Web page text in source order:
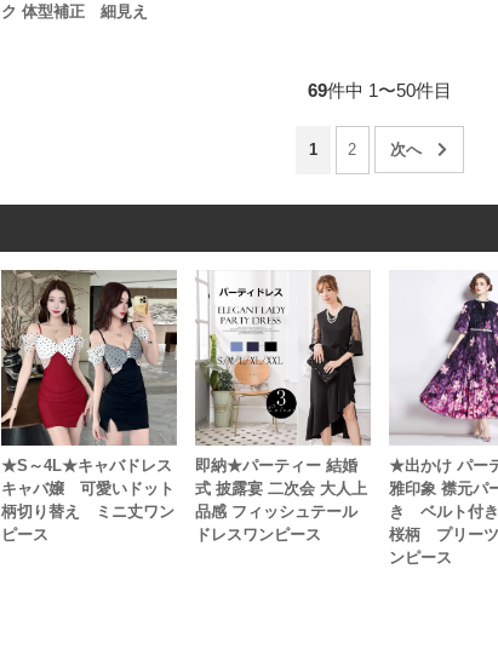
ク 体型補正 細見え
69件中 1〜50件目
1 2
★S～4L★キャバドレス
キャバ嬢 可愛いドット
柄切り替え ミニ丈ワン
ピース
即納★パーティー 結婚
式 披露宴 二次会 大人上
品感 フィッシュテール
ドレスワンピース
★出かけ パー
雅印象 襟元パ
き ベルト付
桜柄 プリー
ンピース